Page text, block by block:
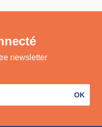
newsletter
OK